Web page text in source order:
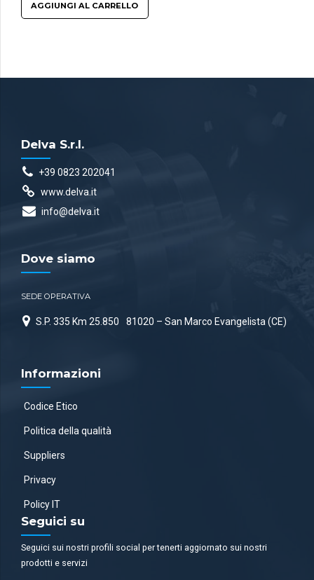
AGGIUNGI AL CARRELLO
Delva S.r.l.
+39 0823 202041
www.delva.it
info@delva.it
Dove siamo
SEDE OPERATIVA
S.P. 335 Km 25.850 81020 – San Marco Evangelista (CE)
Informazioni
Codice Etico
Politica della qualità
Suppliers
Privacy
Policy IT
Seguici su
Seguici sui nostri profili social per tenerti aggiornato sui nostri
prodotti e servizi